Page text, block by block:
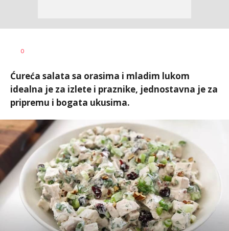
AUTOR
0
Ćureća salata sa orasima i mladim lukom
idealna je za izlete i praznike, jednostavna je za
pripremu i bogata ukusima.